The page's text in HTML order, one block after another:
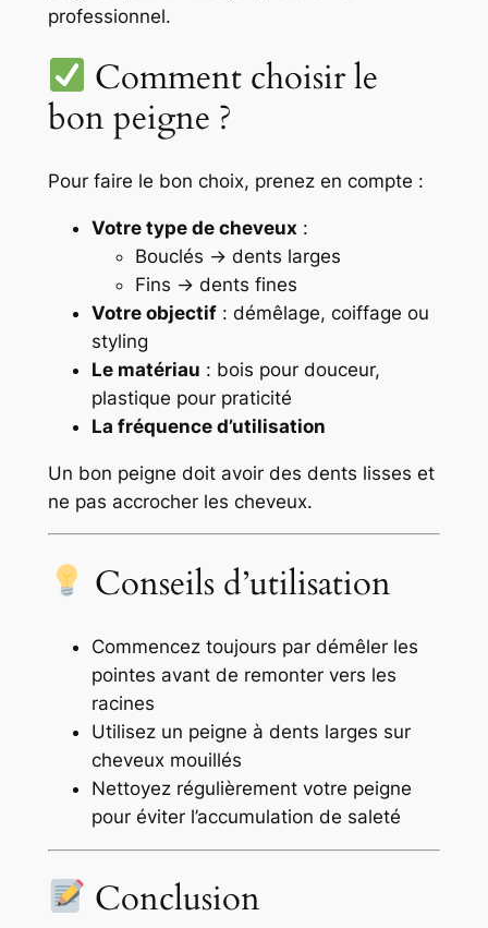
professionnel.
Comment choisir le
bon peigne ?
Pour faire le bon choix, prenez en compte :
Votre type de cheveux :
Bouclés → dents larges
Fins → dents fines
Votre objectif: démêlage, coiffage ou
styling
Le matériau : bois pour douceur,
plastique pour praticité
La fréquence d’utilisation
Un bon peigne doit avoir des dents lisses et
ne pas accrocher les cheveux.
Conseils d’utilisation
Commencez toujours par démêler les
pointes avant de remonter vers les
racines
Utilisez un peigne à dents larges sur
cheveux mouillés
Nettoyez régulièrement votre peigne
pour éviter l’accumulation de saleté
Conclusion